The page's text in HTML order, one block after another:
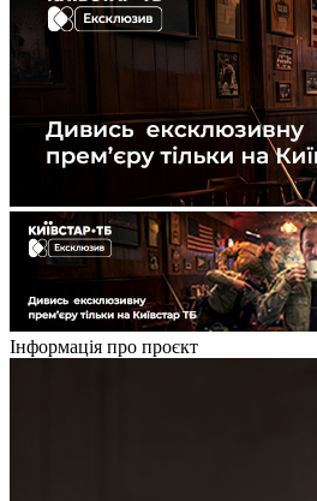
Інформація про проєкт